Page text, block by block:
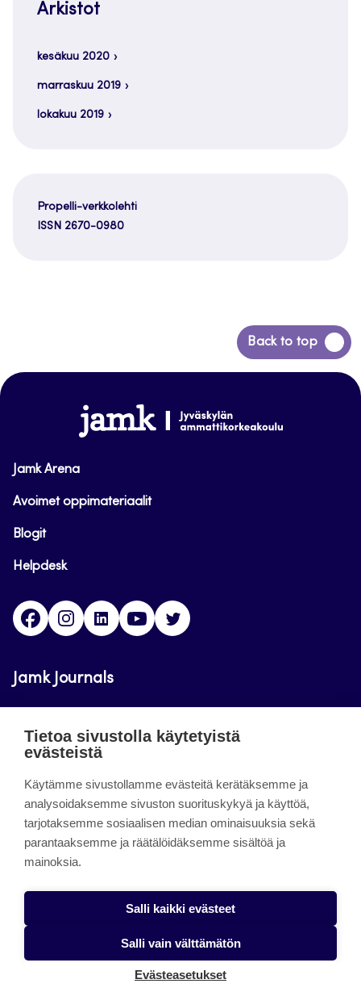
Arkistot
kesäkuu 2020
marraskuu 2019
lokakuu 2019
Propelli-verkkolehti
ISSN 2670-0980
Back to top
Siirry
takaisin
www.jamk.fi
Jamk Arena
Avoimet oppimateriaalit
Blogit
Helpdesk
FacebookInstagram
LinkedInYoutube
Jamk Journals
luettavissa. Verkkolehtien tarkoituksena on tukea
innovaatiotoimintaa.
About the site
Jamkin verkkolehdet
Tietosuojaseloste
Tietoa sivustolla käytetyistä
evästeistä
Käytämme sivustollamme evästeitä kerätäksemme ja
analysoidaksemme sivuston suorituskykyä ja käyttöä,
tarjotaksemme sosiaalisen median ominaisuuksia sekä
parantaaksemme ja räätälöidäksemme sisältöä ja
mainoksia.
Salli kaikki evästeet
Salli vain välttämätön
Evästeasetukset